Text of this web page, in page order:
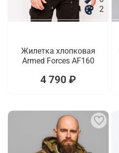
2
Жилетка хлопковая
Armed Forces AF160
4 790 ₽